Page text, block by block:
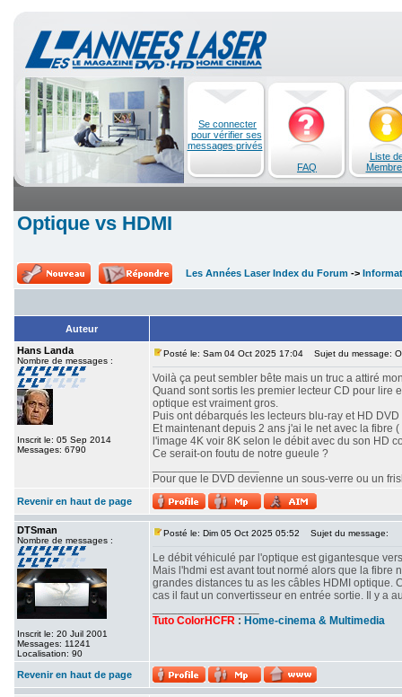
Se connecter
pour vérifier ses
messages privés
FAQ
Liste
Optique vs HDMI
Les Années Laser Index du Forum ->
Auteur
Hans Landa
Nombre de messages :
Inscrit le: 05 Sep 2014
Messages: 6790
Posté le: Sam 04 Oct 2025 17:04 Sujet du message:
Voilà ça peut sembler bête mais un truc a attiré
Quand sont sortis les premier lecteur CD pour lire
optique est vraiment gros.
Puis ont débarqués les lecteurs blu-ray et HD
Et maintenant depuis 2 ans j'ai le net avec la fibre
l'image 4K voir 8K selon le débit avec du son HD
Ce serait-on foutu de notre gueule ?
Pour que le DVD devienne un sous-verre ou un
Revenir en haut de page
DTSman
Nombre de messages :
Inscrit le: 20 Juil 2001
Messages: 11241
Localisation: 90
Posté le: Dim 05 Oct 2025 05:52 Sujet du message:
Le débit véhiculé par l'optique est gigantesque
Mais l'hdmi est avant tout normé alors que la fibre
grandes distances tu as les câbles HDMI optique.
cas il faut un convertisseur en entrée sortie. Il y a
Tuto ColorHCFR : Home-cinema & Multimedia
Revenir en haut de page